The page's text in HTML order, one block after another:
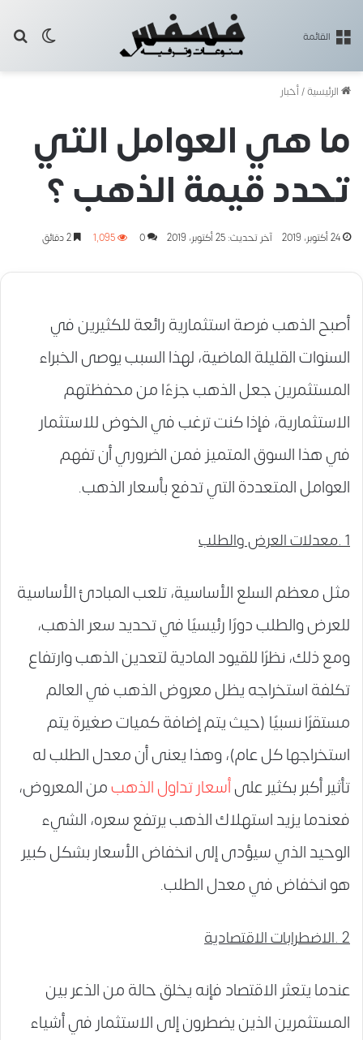
القائمة
الرئيسية/أخبار
ما هي العوامل التي
تحدد قيمة الذهب ؟
24 أكتوبر، 2019 آخر تحديث: 25 أكتوبر، 2019 0 1٬095
أصبح الذهب فرصة استثمارية رائعة للكثيرين في
السنوات القليلة الماضية، لهذا السبب يوصى الخبراء
المستثمرين جعل الذهب جزءًا من محفظتهم
الاستثمارية، فإذا كنت ترغب في الخوض للاستثمار
في هذا السوق المتميز فمن الضروري أن تفهم
العوامل المتعددة التي تدفع بأسعار الذهب.
1 .معدلات العرض والطلب
مثل معظم السلع الأساسية، تلعب المبادئ الأساسية
للعرض والطلب دورًا رئيسيًا في تحديد سعر الذهب،
ومع ذلك، نظرًا للقيود المادية لتعدين الذهب وارتفاع
تكلفة استخراجه يظل معروض الذهب في العالم
مستقرًا نسبيًا (حيث يتم إضافة كميات صغيرة يتم
استخراجها كل عام)، وهذا يعنى أن معدل الطلب له
تأثير أكبر بكثير علىأسعار تداول الذهبمن المعروض،
فعندما يزيد استهلاك الذهب يرتفع سعره، الشيء
الوحيد الذي سيؤدى إلى انخفاض الأسعار بشكل كبير
هو انخفاض في معدل الطلب.
2 .الاضطرابات الاقتصادية
عندما يتعثر الاقتصاد فإنه يخلق حالة من الذعر بين
المستثمرين الذين يضطرون إلى الاستثمار في أشياء